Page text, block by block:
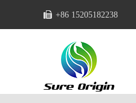
+86 15205182238